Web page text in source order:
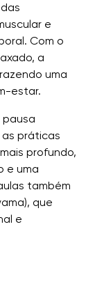
e
Com o
a
uma
estar.
pausa
práticas
profundo,
e uma
também
que
e